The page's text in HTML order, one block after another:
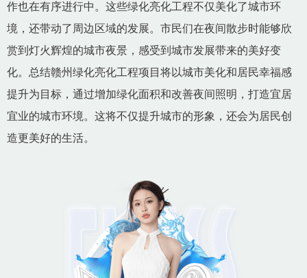
作也在有序进行中。这些绿化亮化工程不仅美化了城市环
境，还带动了周边区域的发展。市民们在夜间散步时能够欣
赏到灯火辉煌的城市夜景，感受到城市发展带来的美好变
化。总结赣州绿化亮化工程项目将以城市美化和居民幸福感
提升为目标，通过增加绿化面积和改善夜间照明，打造宜居
宜业的城市环境。这将不仅提升城市的形象，还会为居民创
造更美好的生活。